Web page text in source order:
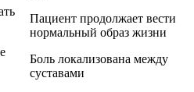
Пациент продолжает вести
нормальный образ жизни
Боль локализована между
суставами